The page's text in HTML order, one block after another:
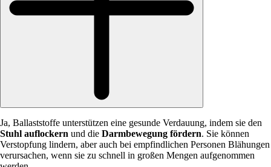
Ja, Ballaststoffe unterstützen eine gesunde Verdauung, indem sie den
Stuhl auflockern und die Darmbewegung fördern. Sie können
Verstopfung lindern, aber auch bei empfindlichen Personen Blähungen
verursachen, wenn sie zu schnell in großen Mengen aufgenommen